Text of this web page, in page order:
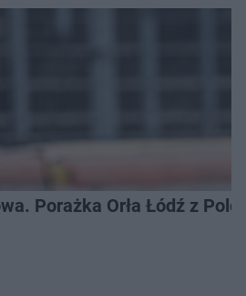
Porażka Orła Łódź z